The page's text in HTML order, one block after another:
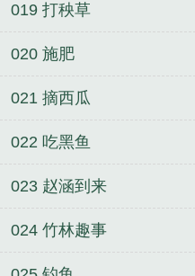
019 打秧草
020 施肥
021 摘西瓜
022 吃黑鱼
023 赵涵到来
024 竹林趣事